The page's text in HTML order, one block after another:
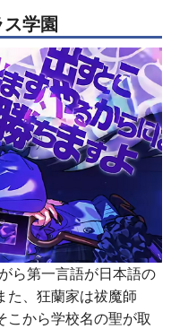
学園
ら第一言語が日本語の
た、狂蘭家は祓魔師
こから学校名の聖が取